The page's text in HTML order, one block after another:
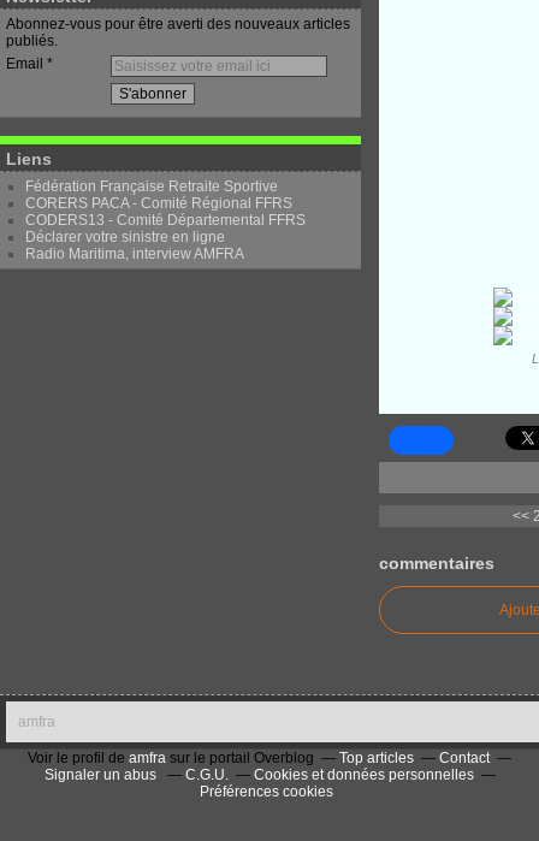
Abonnez-vous pour être averti des nouveaux articles
publiés.
Email
Liens
Fédération Française Retraite Sportive
CORERS PACA - Comité Régional FFRS
CODERS13 - Comité Départemental FFRS
Déclarer votre sinistre en ligne
Radio Maritima, interview AMFRA
<<
commentaires
amfra
Voir le profil de amfra sur le portail Overblog Top articles
Contact
Signaler un abus
C.G.U.
Cookies et données personnelles
Préférences cookies